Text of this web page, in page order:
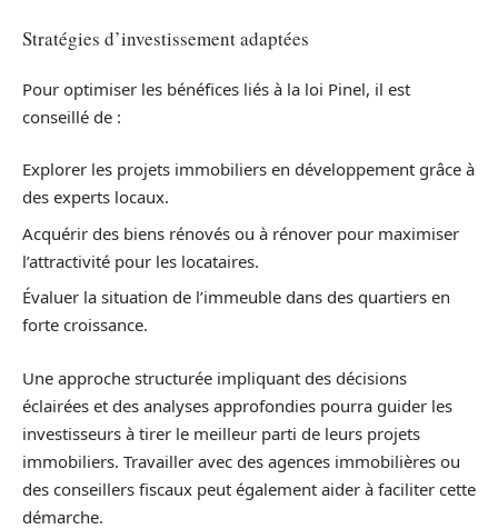
Stratégies d’investissement adaptées
Pour optimiser les bénéfices liés à la loi Pinel, il est
conseillé de :
Explorer les projets immobiliers en développement grâce à
des experts locaux.
Acquérir des biens rénovés ou à rénover pour maximiser
l’attractivité pour les locataires.
Évaluer la situation de l’immeuble dans des quartiers en
forte croissance.
Une approche structurée impliquant des décisions
éclairées et des analyses approfondies pourra guider les
investisseurs à tirer le meilleur parti de leurs projets
immobiliers. Travailler avec des agences immobilières ou
des conseillers fiscaux peut également aider à faciliter cette
démarche.